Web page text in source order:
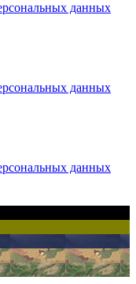
данных
данных
данных